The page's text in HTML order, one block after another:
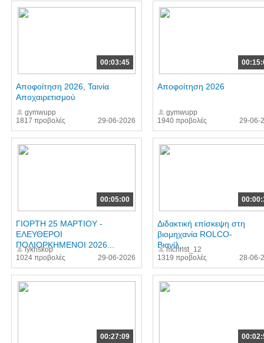
00:03:45
1817 προβολές
Αποφοίτηση 2026, Ταινία
Αποχαιρετισμού
gymwupp
29-06-2026
1940 προβολές
Αποφοίτηση 2026
gymwupp
29-06-
00:05:00
1024 προβολές
ΓΙΟΡΤΗ 25 ΜΑΡΤΙΟΥ -
ΕΛΕΥΘΕΡΟΙ
ΠΟΛΙΟΡΚΗΜΕΝΟΙ 2026...
lyknskop
29-06-2026
1319 προβολές
Διδακτική επίσκεψη στη
βιομηχανία ROLCO-
Βιανίλ,...
mchrist_12
28-06-
00:27:09